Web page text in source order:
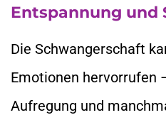
Entspannung und
Die Schwangerschaft
Emotionen hervorrufen
Aufregung und